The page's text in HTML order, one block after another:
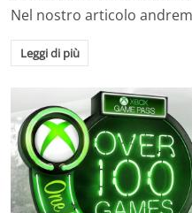
Nel nostro articolo
Leggi di più